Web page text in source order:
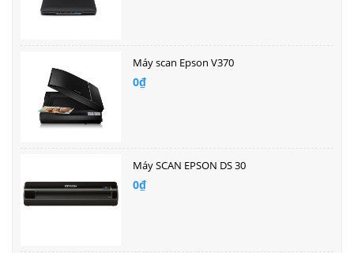
Máy scan Epson V370
0₫
Máy SCAN EPSON DS 30
0₫